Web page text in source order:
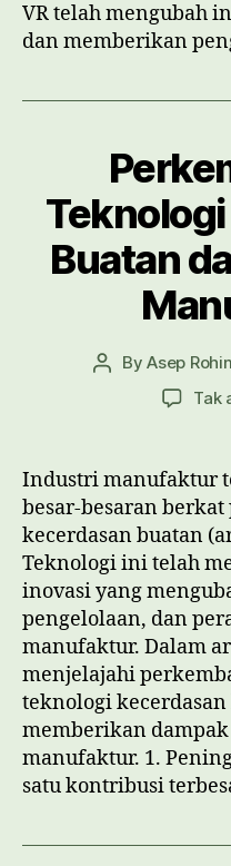
VR telah mengubah
dan memberikan
Buatan
PostByAsep
Tak
Industri manufaktur
besar-besaran
kecerdasan buatan
Teknologi ini telah
inovasi yang
pengelolaan, dan
manufaktur. Dalam
menjelajahi
teknologi
memberikan
manufaktur. 1.
satu kontribusi